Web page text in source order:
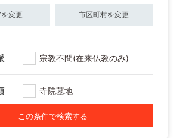
変更 市区町村を変更
宗教不問(在来仏教のみ)
寺院墓地
この条件で検索する